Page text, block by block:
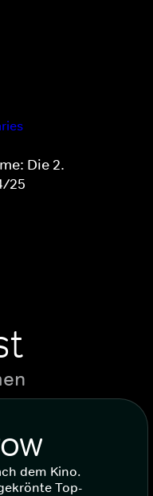
Die 2.
25
dem Kino.
Top-